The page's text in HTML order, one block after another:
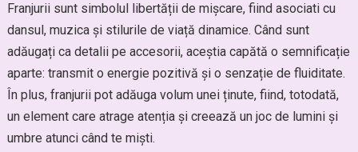
Franjurii sunt simbolul libertății de mișcare, fiind asociati cu
dansul, muzica și stilurile de viață dinamice. Când sunt
adăugați ca detalii pe accesorii, aceștia capătă o semnificație
aparte: transmit o energie pozitivă și o senzație de fluiditate.
În plus, franjurii pot adăuga volum unei ținute, fiind, totodată,
un element care atrage atenția și creează un joc de lumini și
umbre atunci când te miști.